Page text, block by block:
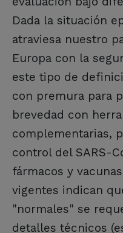
Dada la situación
atraviesa nuestro
Europa con la
este tipo de
con premura para
brevedad con
complementarias,
control del SARS-
fármacos y
vigentes indican
"normales" se
detalles técnicos